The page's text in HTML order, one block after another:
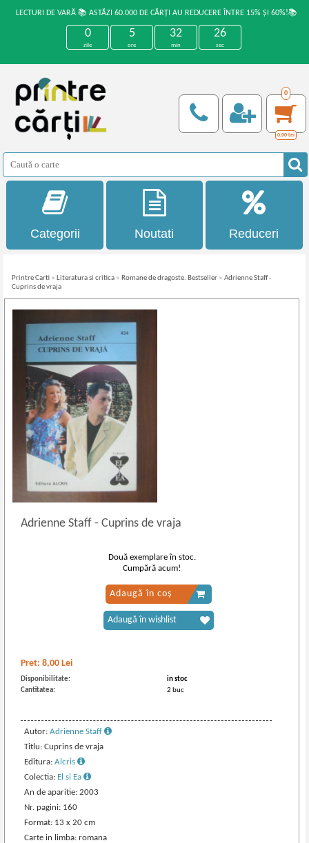
LECTURI DE VARĂ 📚 ASTĂZI 60.000 DE CĂRȚI AU REDUCERE ÎNTRE 15% ȘI 60%!📚
0
zile
5
ore
32
min
26
sec
0
0,00 Lei
Categorii Noutati Reduceri
Printre Carti » Literatura si critica » Romane de dragoste. Bestseller »Adrienne Staff -
Cuprins de vraja
Adrienne Staff- Cuprins de vraja
Pret:8,00 Lei
Disponibilitate:
in stoc
Cantitatea:
2 buc
Autor:Adrienne Staff
Titlu: Cuprins de vraja
Editura:Alcris
Colectia: El si Ea
An de aparitie: 2003
Nr. pagini: 160
Format: 13 x 20 cm
Carte in limba: romana
Două exemplare în stoc.
Cumpără acum!
Adaugă în coș
Adaugă în wishlist